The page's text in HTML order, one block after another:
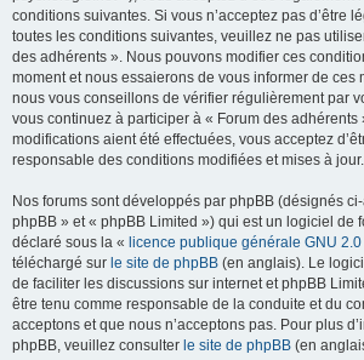
conditions suivantes. Si vous n’acceptez pas d’être
toutes les conditions suivantes, veuillez ne pas
des adhérents ». Nous pouvons modifier ces
moment et nous essaierons de vous informer de ces
nous vous conseillons de vérifier régulièrement par
vous continuez à participer à « Forum des adhérents
modifications aient été effectuées, vous acceptez
responsable des conditions modifiées et mises à jour.
Nos forums sont développés par phpBB (désignés
phpBB » et « phpBB Limited ») qui est un logiciel de
déclaré sous la « licence publique générale GNU 2.0
téléchargé sur le site de phpBB (en anglais). Le
de faciliter les discussions sur internet et phpBB
être tenu comme responsable de la conduite et du
acceptons et que nous n’acceptons pas. Pour plus
phpBB, veuillez consulter le site de phpBB (en